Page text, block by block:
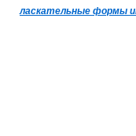
ласкательные формы